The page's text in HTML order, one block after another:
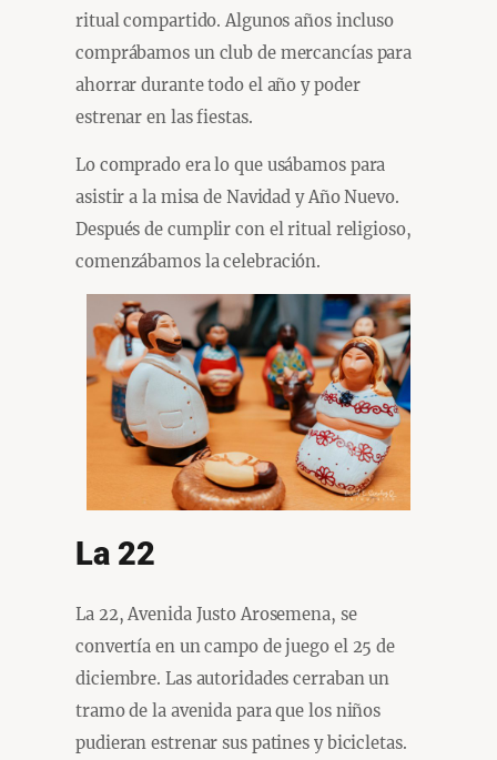
ritual compartido. Algunos años incluso
comprábamos un club de mercancías para
ahorrar durante todo el año y poder
estrenar en las fiestas.
Lo comprado era lo que usábamos para
asistir a la misa de Navidad y Año Nuevo.
Después de cumplir con el ritual religioso,
comenzábamos la celebración.
La 22
La 22, Avenida Justo Arosemena, se
convertía en un campo de juego el 25 de
diciembre. Las autoridades cerraban un
tramo de la avenida para que los niños
pudieran estrenar sus patines y bicicletas.